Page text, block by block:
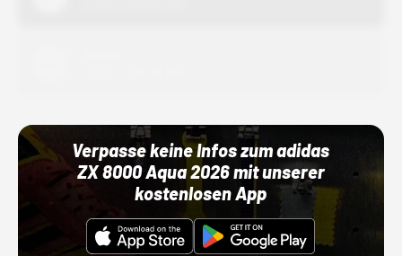
Verpasse keine Infos zum adidas
ZX 8000 Aqua 2026 mit unserer
kostenlosen App